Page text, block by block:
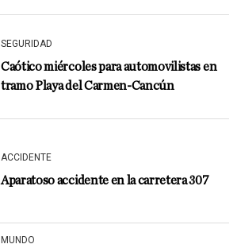
SEGURIDAD
Caótico miércoles para automovilistas en
tramo Playa del Carmen-Cancún
ACCIDENTE
Aparatoso accidente en la carretera 307
MUNDO